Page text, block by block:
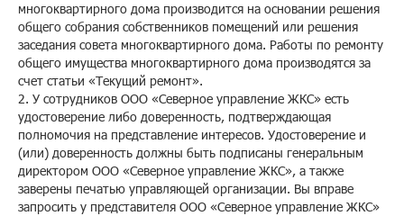
многоквартирного дома производится на основании решения
общего собрания собственников помещений или решения
заседания совета многоквартирного дома. Работы по ремонту
общего имущества многоквартирного дома производятся за
счет статьи «Текущий ремонт».
2. У сотрудников ООО «Северное управление ЖКС» есть
удостоверение либо доверенность, подтверждающая
полномочия на представление интересов. Удостоверение и
(или) доверенность должны быть подписаны генеральным
директором ООО «Северное управление ЖКС», а также
заверены печатью управляющей организации. Вы вправе
запросить у представителя ООО «Северное управление ЖКС»